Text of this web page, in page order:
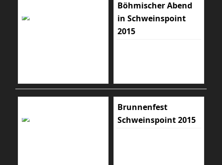
Böhmischer Abend
in Schweinspoint
2015
Brunnenfest
Schweinspoint 2015